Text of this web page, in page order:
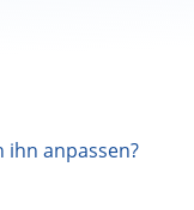
ihn anpassen?